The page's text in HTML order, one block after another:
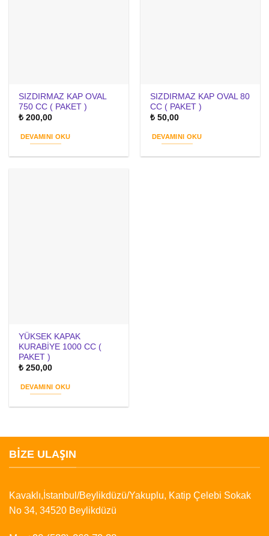
SIZDIRMAZ KAP OVAL
750 CC ( PAKET )
₺ 200,00
DEVAMINI OKU
SIZDIRMAZ KAP OVAL 80
CC ( PAKET )
₺ 50,00
DEVAMINI OKU
YÜKSEK KAPAK
KURABİYE 1000 CC (
PAKET )
₺ 250,00
DEVAMINI OKU
BIZE ULAŞIN
Kavaklı,İstanbul/Beylikdüzü/Yakuplu, Katip Çelebi Sokak
No 34, 34520 Beylikdüzü